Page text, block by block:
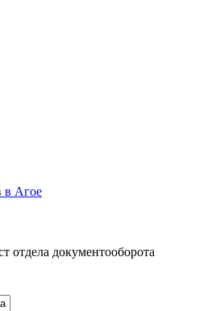
в Агое
отдела документооборота